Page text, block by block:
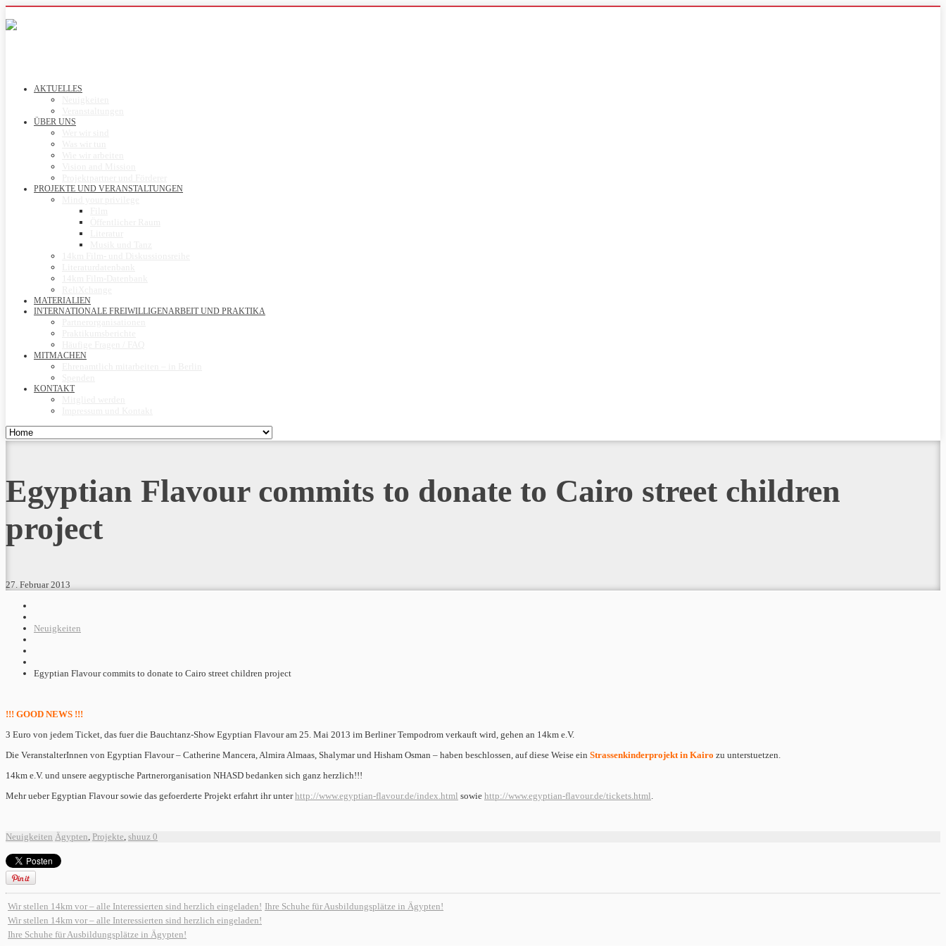
AKTUELLES
ÜBER UNS
PROJEKTE UND VERANSTALTUNGEN
MATERIALIEN
INTERNATIONALE FREIWILLIGENARBEIT UND PRAKTIKA
MITMACHEN
KONTAKT
Egyptian Flavour commits to donate to Cairo street children
project
27. Februar 2013
Neuigkeiten
Egyptian Flavour commits to donate to Cairo street children project
!!! GOOD NEWS !!!
3 Euro von jedem Ticket, das fuer die Bauchtanz-Show Egyptian Flavour am 25. Mai 2013 im Berliner Tempodrom verkauft wird, gehen an 14km e.V.
Die VeranstalterInnen von Egyptian Flavour – Catherine Mancera, Almira Almaas, Shalymar und Hisham Osman – haben beschlossen, auf diese Weise ein Strassenkinderprojekt in Kairo zu unterstuetzen.
14km e.V. und unsere aegyptische Partnerorganisation NHASD bedanken sich ganz herzlich!!!
Mehr ueber Egyptian Flavour sowie das gefoerderte Projekt erfahrt ihr unterhttp://www.egyptian-flavour.de/index.html sowie http://www.egyptian-flavour.de/tickets.html
Neuigkeiten Ägypten Projekte shuuz 0
Wir stellen 14km vor – alle Interessierten sind herzlich eingeladen! Ihre Schuhe für Ausbildungsplätze in Ägypten!
Wir stellen 14km vor – alle Interessierten sind herzlich eingeladen!
Ihre Schuhe für Ausbildungsplätze in Ägypten!